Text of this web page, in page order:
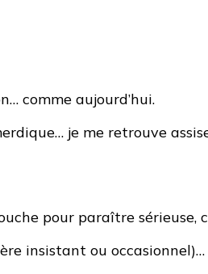
comme aujourd’hui.
je me retrouve
pour paraître
insistant ou